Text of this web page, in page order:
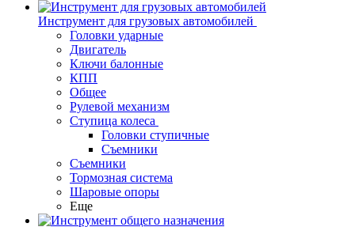
Инструмент для грузовых автомобилей
Головки ударные
Двигатель
Ключи балонные
КПП
Общее
Рулевой механизм
Ступица колеса
Головки ступичные
Съемники
Съемники
Тормозная система
Шаровые опоры
Еще